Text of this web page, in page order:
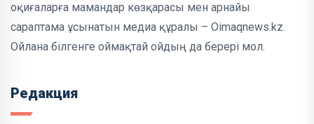
оқиғаларға мамандар көзқарасы мен арнайы
сараптама ұсынатын медиа құралы – Oimaqnews.kz.
Ойлана білгенге оймақтай ойдың да берері мол.
Редакция